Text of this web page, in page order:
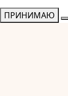
ПРИНИМАЮ